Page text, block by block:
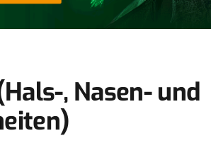
, Nasen- und